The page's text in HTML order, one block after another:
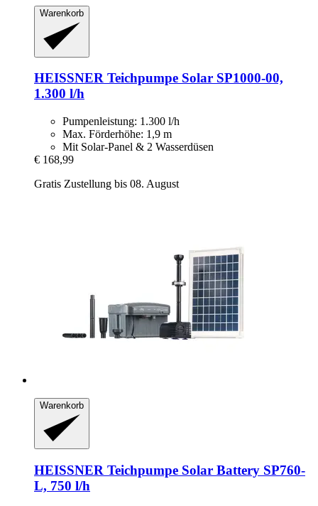
Warenkorb
HEISSNER Teichpumpe Solar SP1000-​00,
1.300 l/h
Pumpenleistung: 1.300 l/h
Max. Förderhöhe: 1,9 m
Mit Solar-Panel & 2 Wasserdüsen
€ 168,99
Gratis Zustellung bis 08. August
Warenkorb
HEISSNER Teichpumpe Solar Battery SP760-​
L, 750 l/h